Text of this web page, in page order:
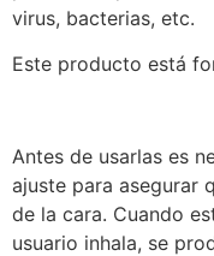
virus, bacterias, etc.
Este producto está
Antes de usarlas es
ajuste para asegurar
de la cara. Cuando
usuario inhala, se